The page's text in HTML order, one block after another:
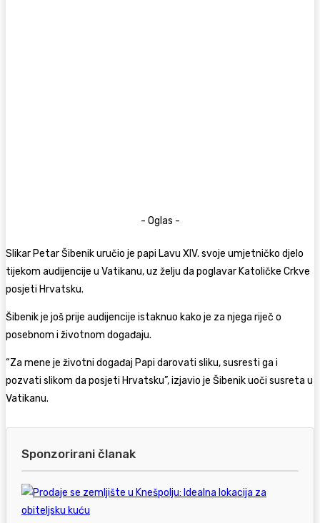
- Oglas -
Slikar Petar Šibenik uručio je papi Lavu XIV. svoje umjetničko djelo
tijekom audijencije u Vatikanu, uz želju da poglavar Katoličke Crkve
posjeti Hrvatsku.
Šibenik je još prije audijencije istaknuo kako je za njega riječ o
posebnom i životnom događaju.
“Za mene je životni događaj Papi darovati sliku, susresti ga i
pozvati slikom da posjeti Hrvatsku”, izjavio je Šibenik uoči susreta u
Vatikanu.
Sponzorirani članak